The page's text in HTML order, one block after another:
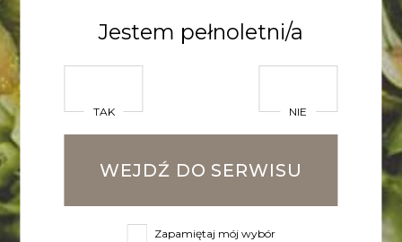
zapraszamy na uroczyste
otwarcie browaru!
www.naszbrowar.pl
Jestem pełnoletni/a
TAK NIE
WEJDŹ DO SERWISU
Zapamiętaj mój wybór